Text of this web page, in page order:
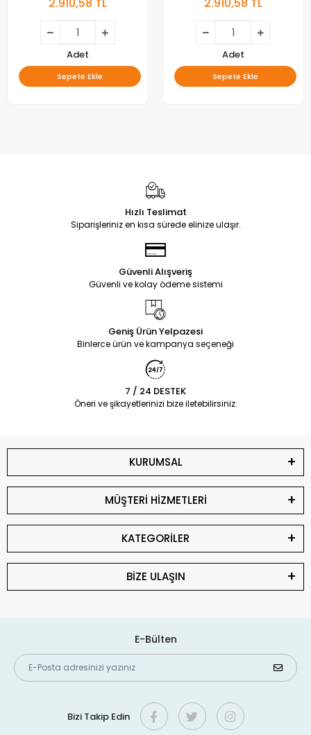
Adet
Sepete Ekle
Adet
Sepete Ekle
Hızlı Teslimat
Siparişleriniz en kısa sürede elinize ulaşır.
Güvenli Alışveriş
Güvenli ve kolay ödeme sistemi
Geniş Ürün Yelpazesi
Binlerce ürün ve kampanya seçeneği
7 / 24 DESTEK
Öneri ve şikayetlerinizi bize iletebilirsiniz.
KURUMSAL
MÜŞTERİ HİZMETLERİ
KATEGORİLER
BİZE ULAŞIN
E-Bülten
Bizi Takip Edin